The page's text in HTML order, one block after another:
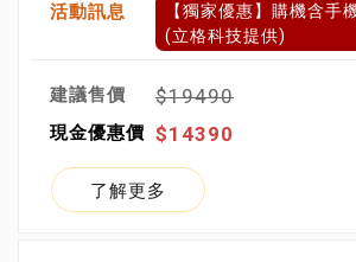
【獨家優惠】購機含手
(立格科技提供)
$19490
$14390
了解更多